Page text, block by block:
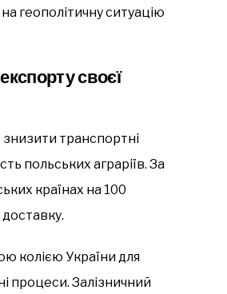
геополітичну ситуацію
своєї
транспортні
польських аграріїв. За
країнах на 100
колією України для
процеси. Залізничний